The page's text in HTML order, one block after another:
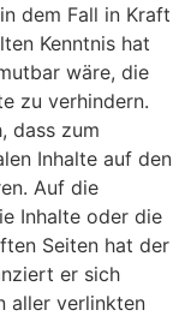
dem Fall in Kraft
Kenntnis hat
wäre, die
zu verhindern.
dass zum
Inhalte auf den
Auf die
Inhalte oder die
Seiten hat der
er sich
aller verlinkten